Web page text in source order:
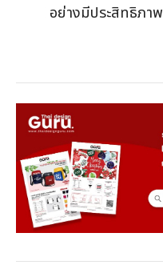
อย่างมีประสิทธิภาพ